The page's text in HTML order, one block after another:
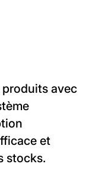
avec
et
stocks.